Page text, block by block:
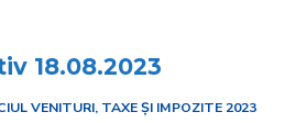
18.08.2023
VENITURI, TAXE ȘI IMPOZITE 2023